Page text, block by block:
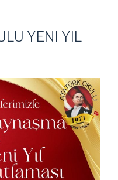
YENI YIL